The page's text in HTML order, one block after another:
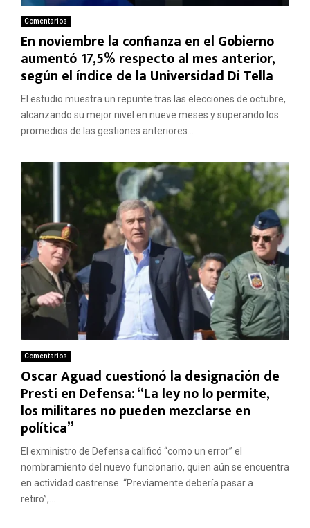
Comentarios
En noviembre la confianza en el Gobierno
aumentó 17,5% respecto al mes anterior,
según el índice de la Universidad Di Tella
El estudio muestra un repunte tras las elecciones de octubre,
alcanzando su mejor nivel en nueve meses y superando los
promedios de las gestiones anteriores...
Comentarios
Oscar Aguad cuestionó la designación de
Presti en Defensa: “La ley no lo permite,
los militares no pueden mezclarse en
política”
El exministro de Defensa calificó “como un error” el
nombramiento del nuevo funcionario, quien aún se encuentra
en actividad castrense. “Previamente debería pasar a
retiro”,...